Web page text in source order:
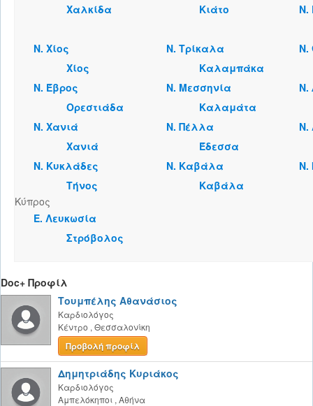
Χαλκίδα
Κιάτο
Ν.
Ν. Χίος
Χίος
Ν. Τρίκαλα
Καλαμπάκα
Ν.
Ν. Έβρος
Ορεστιάδα
Ν. Μεσσηνία
Καλαμάτα
Ν.
Ν. Χανιά
Χανιά
Ν. Πέλλα
Έδεσσα
Ν.
Ν. Κυκλάδες
Τήνος
Ν. Καβάλα
Καβάλα
Ν.
Κύπρος
Ε. Λευκωσία
Στρόβολος
Doc+ Προφίλ
Τουμπέλης Αθανάσιος
Καρδιολόγος
Κέντρο , Θεσσαλονίκη
Προβολή προφίλ
Δημητριάδης Κυριάκος
Καρδιολόγος
Αμπελόκηποι , Αθήνα